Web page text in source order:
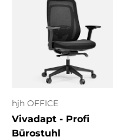
hjh OFFICE
Vivadapt - Profi
Bürostuhl